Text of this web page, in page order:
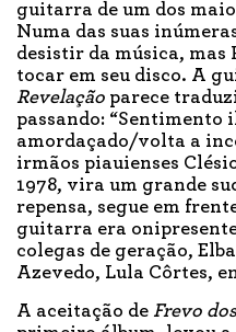
guitarra de um dos
Numa das suas
desistir da música, mas
tocar em seu disco. A
Revelação parece
passando: “Sentimento
amordaçado/volta a
irmãos piauienses
1978, vira um grande
repensa, segue em
guitarra era onipresente
colegas de geração,
Azevedo, Lula Côrtes,
A aceitação de Frevo